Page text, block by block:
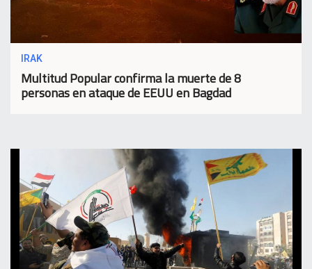
IRAK
Multitud Popular confirma la muerte de 8
personas en ataque de EEUU en Bagdad